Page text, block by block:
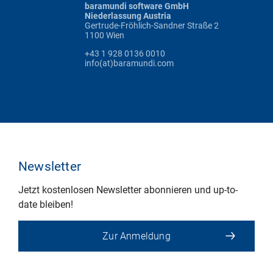
baramundi software GmbH
Niederlassung Austria
Gertrude-Fröhlich-Sandner Straße 2
1100 Wien
+43 1 928 0136 0010
info(at)baramundi.com
Newsletter
Jetzt kostenlosen Newsletter abonnieren und up-to-
date bleiben!
Zur Anmeldung